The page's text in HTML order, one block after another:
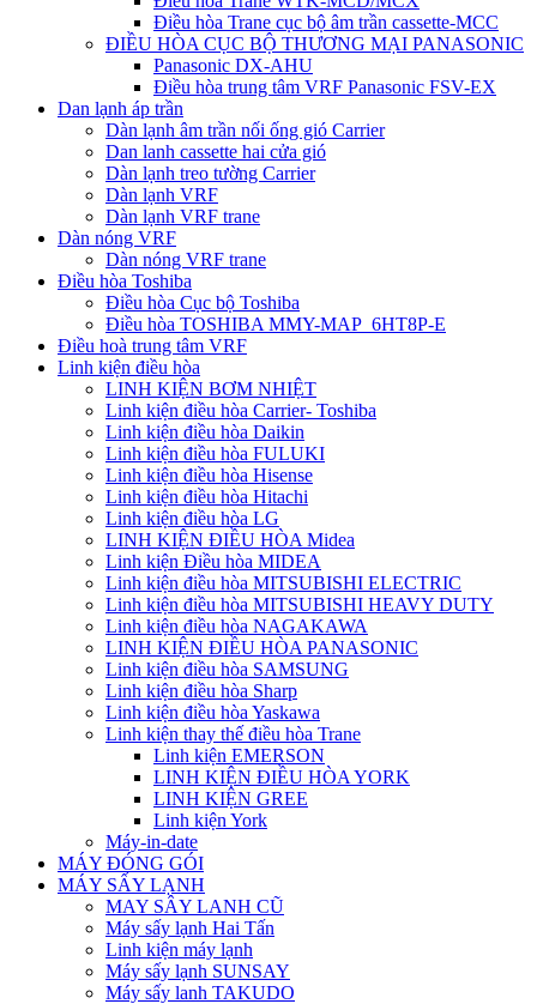
Điều hòa Trane cục bộ âm trần cassette-MCC
ĐIỀU HÒA CỤC BỘ THƯƠNG MẠI PANASONIC
Panasonic DX-AHU
Điều hòa trung tâm VRF Panasonic FSV-EX
Dan lạnh áp trần
Dàn lạnh âm trần nối ống gió Carrier
Dan lanh cassette hai cửa gió
Dàn lạnh treo tường Carrier
Dàn lạnh VRF
Dàn lạnh VRF trane
Dàn nóng VRF
Dàn nóng VRF trane
Điều hòa Toshiba
Điều hòa Cục bộ Toshiba
Điều hòa TOSHIBA MMY-MAP_6HT8P-E
Điều hoà trung tâm VRF
Linh kiện điều hòa
LINH KIỆN BƠM NHIỆT
Linh kiện điều hòa Carrier- Toshiba
Linh kiện điều hòa Daikin
Linh kiện điều hòa FULUKI
Linh kiện điều hòa Hisense
Linh kiện điều hòa Hitachi
Linh kiện điều hòa LG
LINH KIỆN ĐIỀU HÒA Midea
Linh kiện Điều hòa MIDEA
Linh kiện điều hòa MITSUBISHI ELECTRIC
Linh kiện điều hòa MITSUBISHI HEAVY DUTY
Linh kiện điều hòa NAGAKAWA
LINH KIỆN ĐIỀU HÒA PANASONIC
Linh kiện điều hòa SAMSUNG
Linh kiện điều hòa Sharp
Linh kiện điều hòa Yaskawa
Linh kiện thay thế điều hòa Trane
Linh kiện EMERSON
LINH KIỆN ĐIỀU HÒA YORK
LINH KIỆN GREE
Linh kiện York
Máy-in-date
MÁY ĐÓNG GÓI
MÁY SẤY LẠNH
MAY SÂY LANH CŨ
Máy sấy lạnh Hai Tấn
Linh kiện máy lạnh
Máy sấy lạnh SUNSAY
Máy sấy lanh TAKUDO